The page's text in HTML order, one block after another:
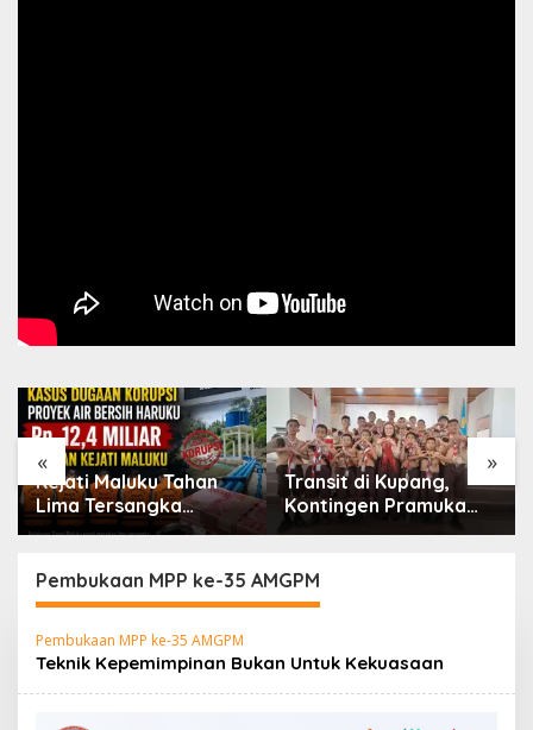
« »
Kejati Maluku Tahan
Lima Tersangka
Korupsi Proyek Air
Miliar
Transit di Kupang,
Kontingen Pramuka
Hangat Wakil Wali
Kota
Pembukaan MPP ke-35 AMGPM
Pembukaan MPP ke-35 AMGPM
Teknik Kepemimpinan Bukan Untuk Kekuasaan